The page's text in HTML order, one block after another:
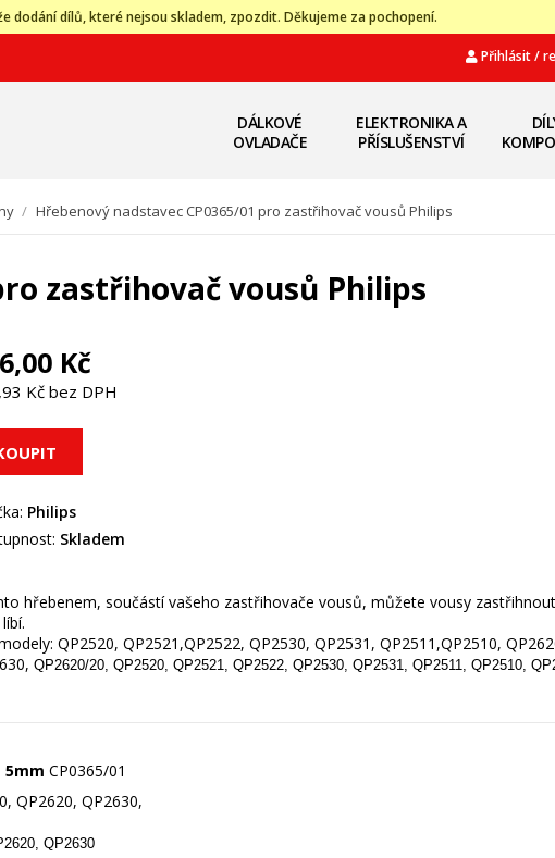
dodání dílů, které nejsou skladem, zpozdit. Děkujeme za pochopení.
Přihlásit /
DÁLKOVÉ
OVLADAČE
ELEKTRONIKA A
PŘÍSLUŠENSTVÍ
/ Hřebenový nadstavec CP0365/01 pro zastřihovač vousů Philips
zastřihovač vousů Philips
Kč
Kč bez DPH
Philips
Skladem
hřebenem, součástí vašeho zastřihovače vousů, můžete vousy
QP2520, QP2521,QP2522, QP2530, QP2531, QP2511,QP2510,
QP2620/20, QP2520, QP2521, QP2522, QP2530, QP2531, QP2511, QP2510,
5mm CP0365/01
QP2620, QP2630,
QP2630